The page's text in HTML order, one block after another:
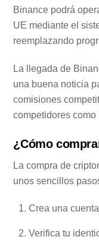
Binance podrá
UE mediante el
reemplazando
La llegada de
una buena noticia
comisiones
competidores
¿Cómo
La compra de
unos sencillos
Crea una
Verifica tu